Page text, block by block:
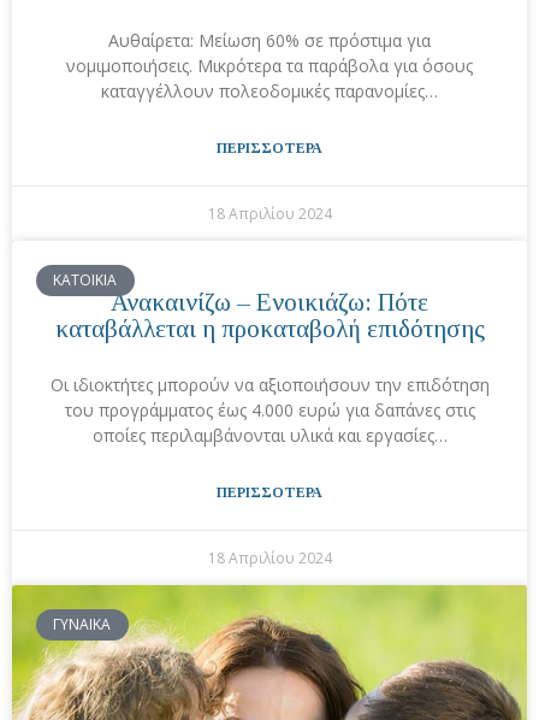
Αυθαίρετα: Μείωση 60% σε πρόστιμα για
νομιμοποιήσεις. Μικρότερα τα παράβολα για όσους
καταγγέλλουν πολεοδομικές παρανομίες…
ΠΕΡΙΣΣΟΤΕΡΑ
18 Απριλίου 2024
ΚΑΤΟΙΚΙΑ
Ανακαινίζω – Ενοικιάζω: Πότε
καταβάλλεται η προκαταβολή επιδότησης
Οι ιδιοκτήτες μπορούν να αξιοποιήσουν την επιδότηση
του προγράμματος έως 4.000 ευρώ για δαπάνες στις
οποίες περιλαμβάνονται υλικά και εργασίες…
ΠΕΡΙΣΣΟΤΕΡΑ
18 Απριλίου 2024
ΓΥΝΑΙΚΑ